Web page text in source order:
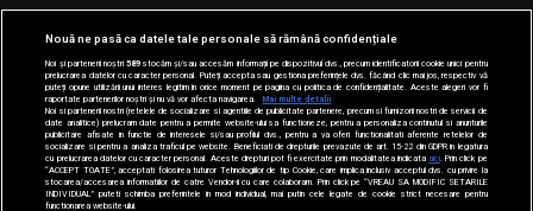
© 2019-2026 DOGAN MEDIA INTERNATIONAL SA, Toate
drepturile rezervate.
Nouă ne pasă ca datele tale personale să rămână confidențiale
Noi și partenerii noștri589stocăm și/sau accesăm informații pe dispozitivul dvs., precum identificatorii cookie unici pentru
prelucrarea datelor cu caracter personal. Puteți accepta sau gestiona preferințele dvs. făcând clic mai jos, respectiv vă
puteți opune utilizării unui interes legitim în orice moment pe pagina cu politica de confidențialitate. Aceste alegeri vor fi
raportate partenerilor noștri și nu vă vor afecta navigarea.
Mai multe detalii
Noi si partenerii nostri (retelele de socializare si agentiile de publicitate partenere, precum si furnizorii nostri de servicii de
date analitice) prelucram date pentru a permite website-ului sa functioneze, pentru a personaliza continutul si anunturile
publicitare afisate in functie de interesele si/sau profilul dvs., pentru a va oferi functionalitati aferente retelelor de
socializare si pentru a analiza traficul pe website. Beneficiati de drepturile prevazute de art. 15-22 din GDPR in legatura
cu prelucrarea datelor cu caracter personal. Aceste drepturi pot fi exercitate prin modalitatea indicataaici . Prin click pe
“ACCEPT TOATE”, acceptati folosirea tuturor Tehnologiilor de tip Cookie, care implica inclusiv acceptul dvs. cu privire la
stocarea/accesarea informatiilor de catre Vendor-ii cu care colaboram. Prin click pe “VREAU SA MODIFIC SETARILE
INDIVIDUAL” puteti schimba preferintele in mod individual, mai putin cele legate de cookie strict necesare pentru
functionarea website-ului.